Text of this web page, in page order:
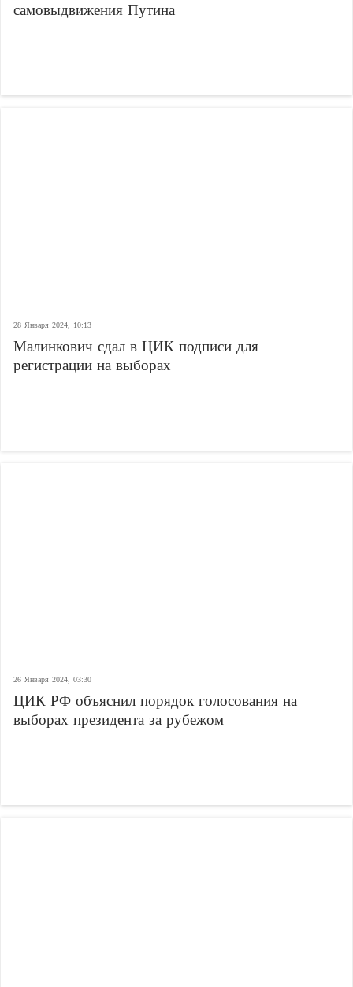
самовыдвижения Путина
28 Января 2024, 10:13
Малинкович сдал в ЦИК подписи для
регистрации на выборах
26 Января 2024, 03:30
ЦИК РФ объяснил порядок голосования на
выборах президента за рубежом